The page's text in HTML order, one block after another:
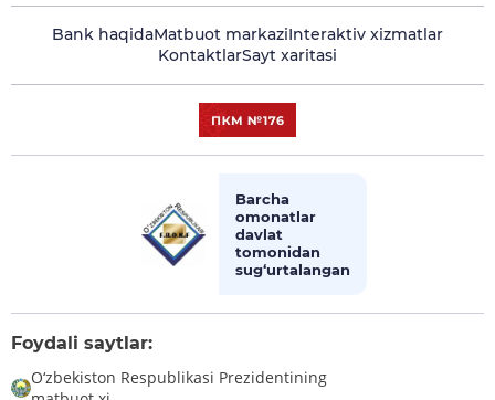
Bank haqidaMatbuot markaziInteraktiv xizmatlar
KontaktlarSayt xaritasi
Barcha
omonatlar
davlat
tomonidan
sug‘urtalangan
Foydali saytlar:
O‘zbekiston Respublikasi Prezidentining